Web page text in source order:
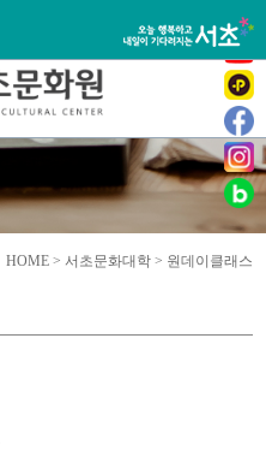
HOME > 서초문화대학 > 원데이클래스